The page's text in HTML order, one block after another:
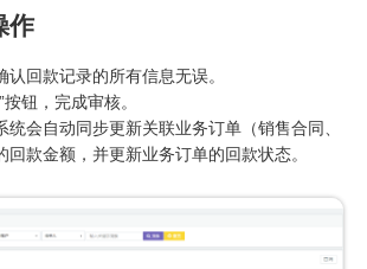
作
认回款记录的所有信息无误。
钮，完成审核。
统会自动同步更新关联业务订单（销售合同、
回款金额，并更新业务订单的回款状态。